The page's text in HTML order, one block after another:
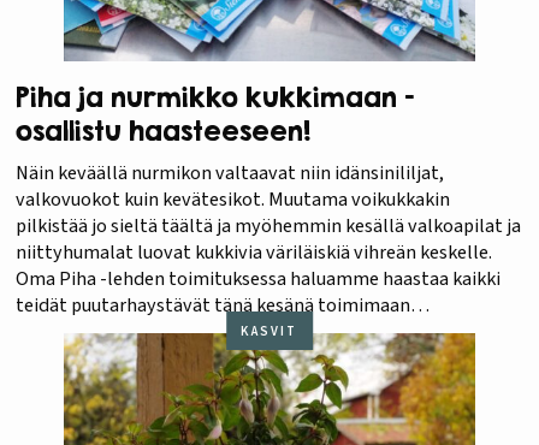
Piha ja nurmikko kukkimaan –
osallistu haasteeseen!
Näin keväällä nurmikon valtaavat niin idänsinililjat,
valkovuokot kuin kevätesikot. Muutama voikukkakin
pilkistää jo sieltä täältä ja myöhemmin kesällä valkoapilat ja
niittyhumalat luovat kukkivia väriläiskiä vihreän keskelle.
Oma Piha -lehden toimituksessa haluamme haastaa kaikki
teidät puutarhaystävät tänä kesänä toimimaan
pölyttäjähyönteisten hyväksi ja osallistumaan Kukkiva
nurmi -tempaukseen. Pyydämme teitä kaikkia lähettämään
kuvia omista kauniista kukkanurmikoistanne ja -
niityistänne…
KASVIT